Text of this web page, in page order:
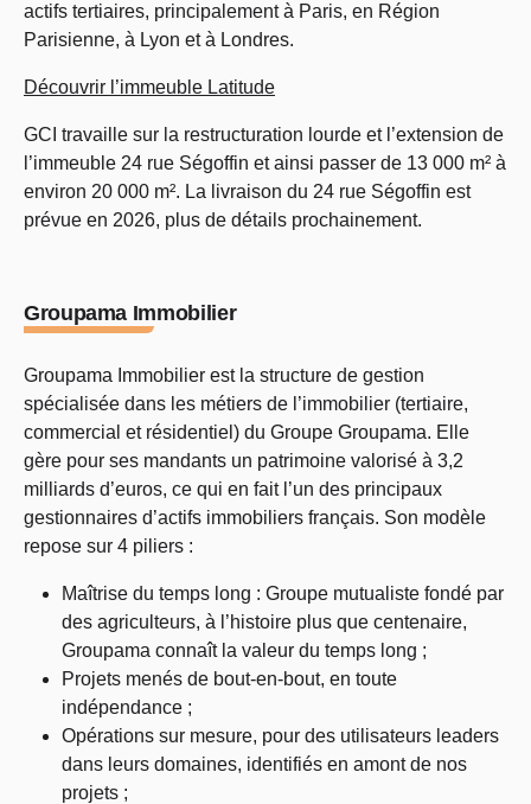
actifs tertiaires, principalement à Paris, en Région
Parisienne, à Lyon et à Londres.
Découvrir l’immeuble Latitude
GCI travaille sur la restructuration lourde et l’extension de
l’immeuble 24 rue Ségoffin et ainsi passer de 13 000 m² à
environ 20 000 m². La livraison du 24 rue Ségoffin est
prévue en 2026, plus de détails prochainement.
Groupama Immobilier
Groupama Immobilier est la structure de gestion
spécialisée dans les métiers de l’immobilier (tertiaire,
commercial et résidentiel) du Groupe Groupama. Elle
gère pour ses mandants un patrimoine valorisé à 3,2
milliards d’euros, ce qui en fait l’un des principaux
gestionnaires d’actifs immobiliers français. Son modèle
repose sur 4 piliers :
Maîtrise du temps long : Groupe mutualiste fondé par
des agriculteurs, à l’histoire plus que centenaire,
Groupama connaît la valeur du temps long ;
Projets menés de bout-en-bout, en toute
indépendance ;
Opérations sur mesure, pour des utilisateurs leaders
dans leurs domaines, identifiés en amont de nos
projets ;